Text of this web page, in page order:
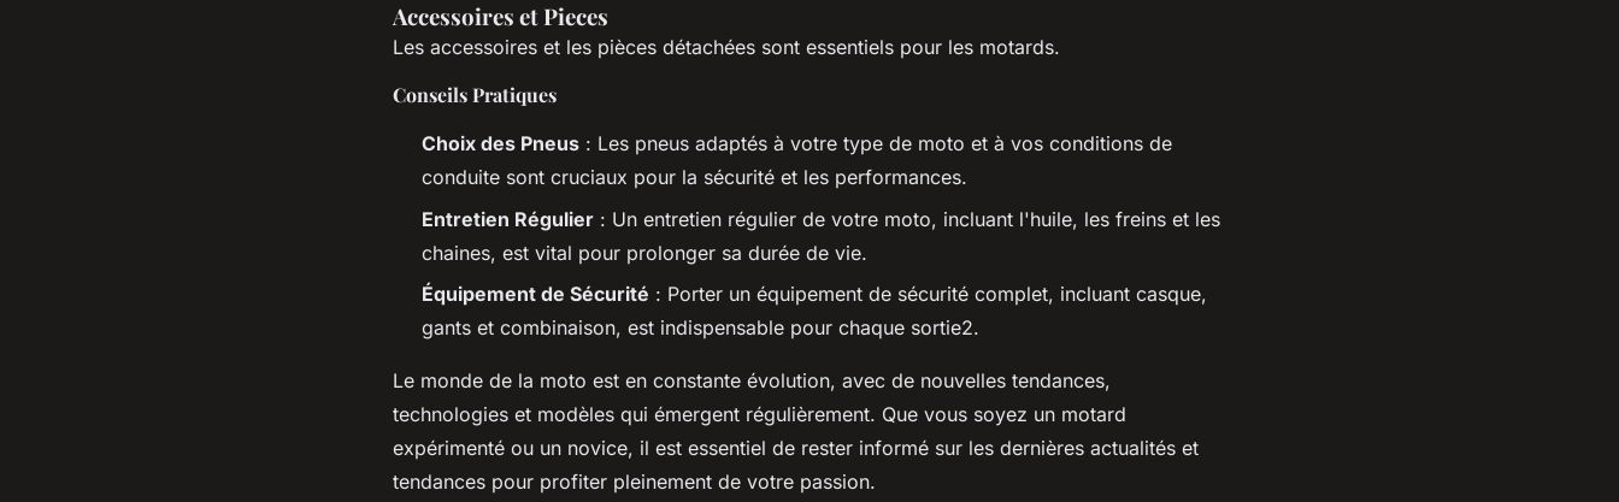
Accessoires et Pieces
Les accessoires et les pièces détachées sont essentiels pour les motards.
Conseils Pratiques
Choix des Pneus : Les pneus adaptés à votre type de moto et à vos conditions de
conduite sont cruciaux pour la sécurité et les performances.
Entretien Régulier : Un entretien régulier de votre moto, incluant l'huile, les freins et les
chaines, est vital pour prolonger sa durée de vie.
Équipement de Sécurité : Porter un équipement de sécurité complet, incluant casque,
gants et combinaison, est indispensable pour chaque sortie2.
Le monde de la moto est en constante évolution, avec de nouvelles tendances,
technologies et modèles qui émergent régulièrement. Que vous soyez un motard
expérimenté ou un novice, il est essentiel de rester informé sur les dernières actualités et
tendances pour profiter pleinement de votre passion.